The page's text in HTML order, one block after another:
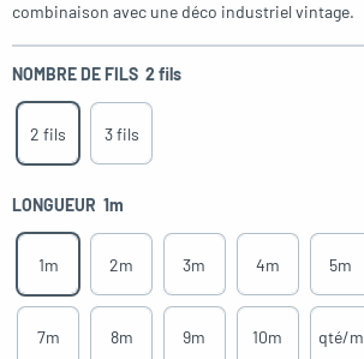
combinaison avec une déco industriel vintage.
NOMBRE DE FILS 2 fils
2 fils 3 fils
LONGUEUR 1m
1m 2m 3m 4m 5m
7m 8m 9m 10m qté/m